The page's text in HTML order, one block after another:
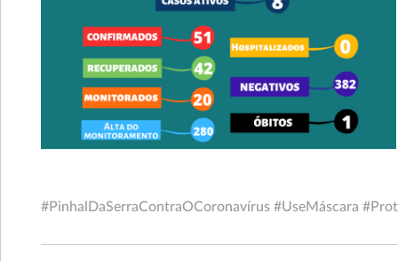
#PinhalDaSerraContraOCoronavírus #UseMáscara